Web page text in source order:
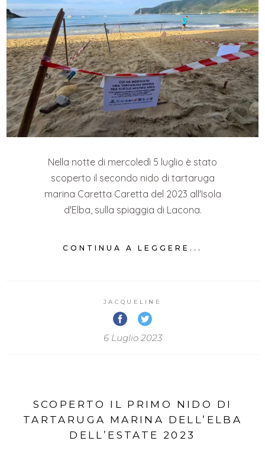
Nella notte di mercoledì 5 luglio è stato
scoperto il secondo nido di tartaruga
marina Caretta Caretta del 2023 all'Isola
d'Elba, sulla spiaggia di Lacona.
CONTINUA A LEGGERE...
JACQUELINE
6 Luglio 2023
SCOPERTO IL PRIMO NIDO DI
TARTARUGA MARINA DELL’ELBA
DELL’ESTATE 2023